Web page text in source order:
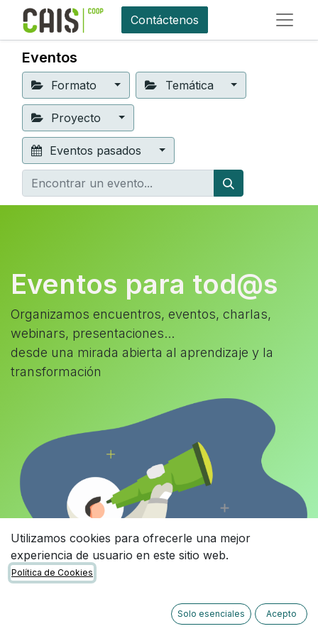
Contáctenos
Eventos
Formato Temática
Proyecto
Eventos pasados
Eventos para tod@s
Organizamos encuentros, eventos, charlas,
webinars, presentaciones...
desde una mirada abierta al aprendizaje y la
transformación
Utilizamos cookies para ofrecerle una mejor
experiencia de usuario en este sitio web.
Política de Cookies
Solo esenciales Acepto